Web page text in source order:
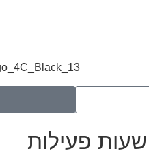
שעות פעילות